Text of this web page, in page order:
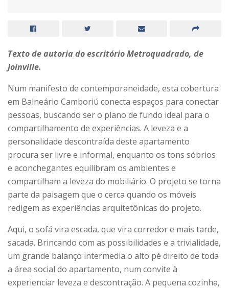
Texto de autoria do escritório Metroquadrado, de
Joinville.
Num manifesto de contemporaneidade, esta cobertura
em Balneário Camboriú conecta espaços para conectar
pessoas, buscando ser o plano de fundo ideal para o
compartilhamento de experiências. A leveza e a
personalidade descontraída deste apartamento
procura ser livre e informal, enquanto os tons sóbrios
e aconchegantes equilibram os ambientes e
compartilham a leveza do mobiliário. O projeto se torna
parte da paisagem que o cerca quando os móveis
redigem as experiências arquitetônicas do projeto.
Aqui, o sofá vira escada, que vira corredor e mais tarde,
sacada. Brincando com as possibilidades e a trivialidade,
um grande balanço intermedia o alto pé direito de toda
a área social do apartamento, num convite à
experienciar leveza e descontração. A pequena cozinha,